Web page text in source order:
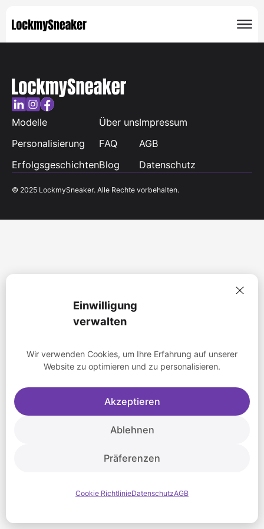
Einwilligung
verwalten
Wir verwenden Cookies, um Ihre Erfahrung auf unserer
Website zu optimieren und zu personalisieren.
Akzeptieren
Ablehnen
Präferenzen
Cookie RichtlinieDatenschutzAGB
Modelle
Personalisierung
Erfolgsgeschichten
Über uns
FAQ
Blog
Impressum
AGB
Datenschutz
© 2025 LockmySneaker. Alle Rechte vorbehalten.